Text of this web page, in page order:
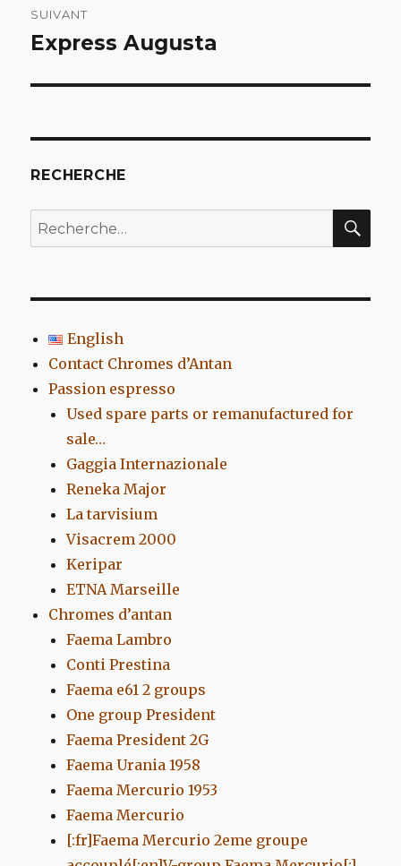
SUIVANT
Article
Express Augusta
RECHERCHE
Recherche
pour
English
Contact Chromes d’Antan
Passion espresso
Used spare parts or remanufactured for
sale…
Gaggia Internazionale
Reneka Major
La tarvisium
Visacrem 2000
Keripar
ETNA Marseille
Chromes d’antan
Faema Lambro
Conti Prestina
Faema e61 2 groups
One group President
Faema President 2G
Faema Urania 1958
Faema Mercurio 1953
Faema Mercurio
[:fr]Faema Mercurio 2eme groupe